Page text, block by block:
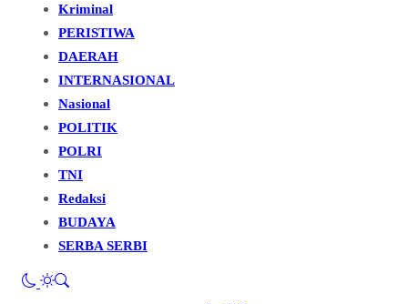
Kriminal
PERISTIWA
DAERAH
INTERNASIONAL
Nasional
POLITIK
POLRI
TNI
Redaksi
BUDAYA
SERBA SERBI